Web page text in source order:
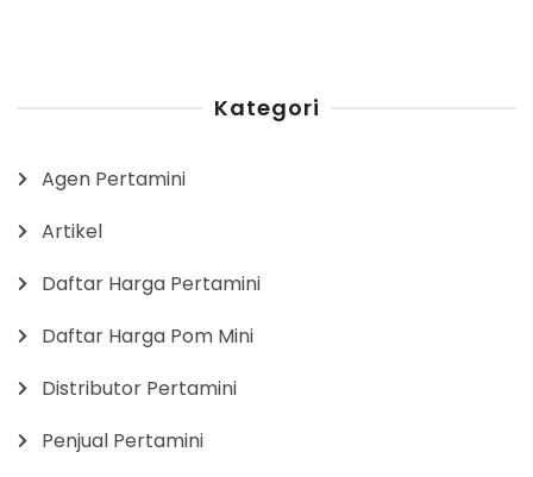
Kategori
Agen Pertamini
Artikel
Daftar Harga Pertamini
Daftar Harga Pom Mini
Distributor Pertamini
Penjual Pertamini